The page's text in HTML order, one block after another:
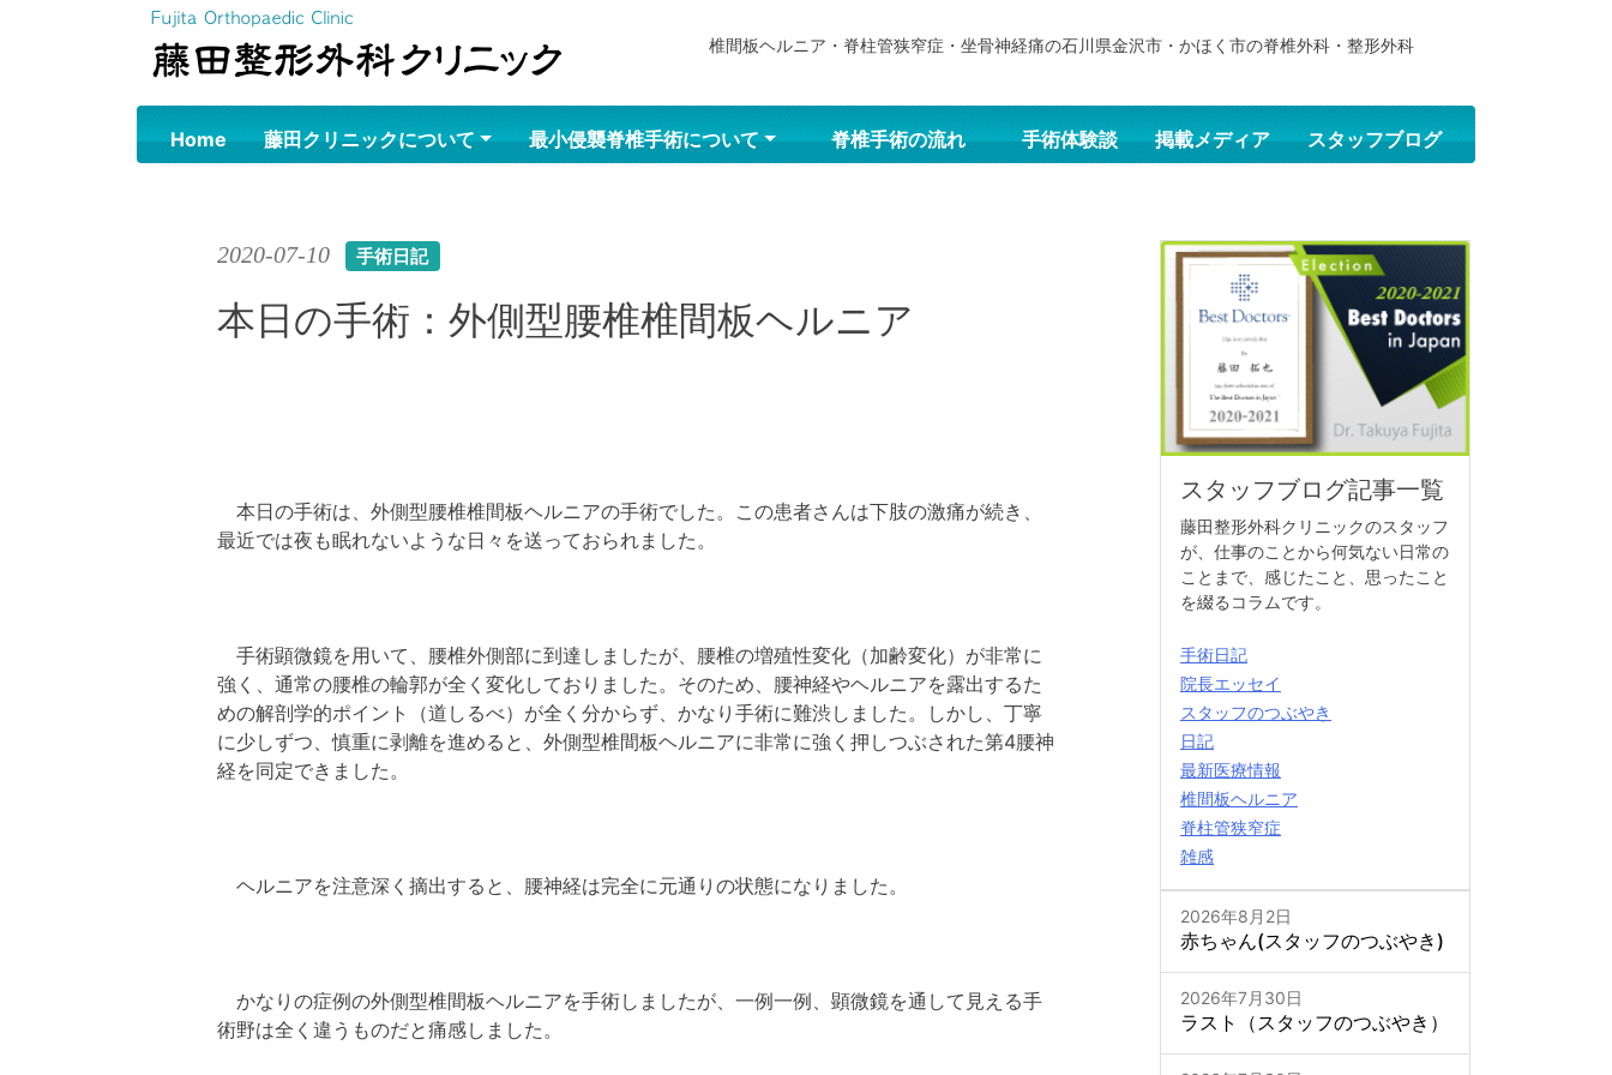
椎間板ヘルニア・脊柱管狭窄症・坐骨神経痛の石川県金沢市・かほく市の脊椎外科・整形外科
Home 藤田クリニックについて 最小侵襲脊椎手術について 脊椎手術の流れ 手術体験談 掲載メディア スタッフブログ
2020-07-10 手術日記
本日の手術：外側型腰椎椎間板ヘルニア
本日の手術は、外側型腰椎椎間板ヘルニアの手術でした。この患者さんは下肢の激痛が続き、
最近では夜も眠れないような日々を送っておられました。
手術顕微鏡を用いて、腰椎外側部に到達しましたが、腰椎の増殖性変化（加齢変化）が非常に
強く、通常の腰椎の輪郭が全く変化しておりました。そのため、腰神経やヘルニアを露出するた
めの解剖学的ポイント（道しるべ）が全く分からず、かなり手術に難渋しました。しかし、丁寧
に少しずつ、慎重に剥離を進めると、外側型椎間板ヘルニアに非常に強く押しつぶされた第4腰神
経を同定できました。
ヘルニアを注意深く摘出すると、腰神経は完全に元通りの状態になりました。
かなりの症例の外側型椎間板ヘルニアを手術しましたが、一例一例、顕微鏡を通して見える手
術野は全く違うものだと痛感しました。
スタッフブログ記事一覧
藤田整形外科クリニックのスタッフ
が、仕事のことから何気ない日常の
ことまで、感じたこと、思ったこと
を綴るコラムです。
手術日記
院長エッセイ
スタッフのつぶやき
日記
最新医療情報
椎間板ヘルニア
脊柱管狭窄症
雑感
2026年8月2日
赤ちゃん(スタッフのつぶやき)
2026年7月30日
ラスト（スタッフのつぶやき）